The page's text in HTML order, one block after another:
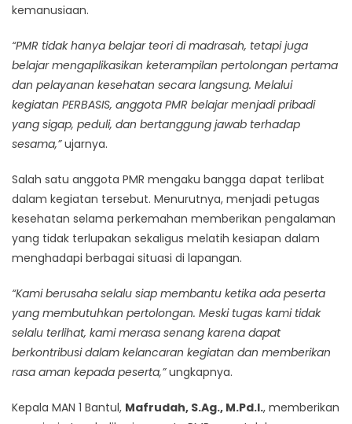
kemanusiaan.
“PMR tidak hanya belajar teori di madrasah, tetapi juga
belajar mengaplikasikan keterampilan pertolongan pertama
dan pelayanan kesehatan secara langsung. Melalui
kegiatan PERBASIS, anggota PMR belajar menjadi pribadi
yang sigap, peduli, dan bertanggung jawab terhadap
sesama,”ujarnya.
Salah satu anggota PMR mengaku bangga dapat terlibat
dalam kegiatan tersebut. Menurutnya, menjadi petugas
kesehatan selama perkemahan memberikan pengalaman
yang tidak terlupakan sekaligus melatih kesiapan dalam
menghadapi berbagai situasi di lapangan.
“Kami berusaha selalu siap membantu ketika ada peserta
yang membutuhkan pertolongan. Meski tugas kami tidak
selalu terlihat, kami merasa senang karena dapat
berkontribusi dalam kelancaran kegiatan dan memberikan
rasa aman kepada peserta,”ungkapnya.
Kepala MAN 1 Bantul, Mafrudah, S.Ag., M.Pd.I., memberikan